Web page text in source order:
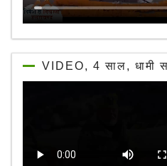
VIDEO, 4 साल, धामी